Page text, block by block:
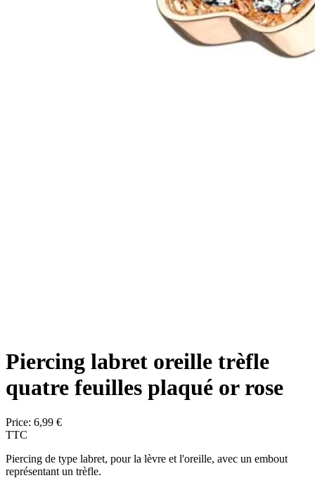
Piercing labret oreille trèfle
quatre feuilles plaqué or rose
Price: 6,99 €
TTC
Piercing de type labret, pour la lèvre et l'oreille, avec un embout
représentant un trèfle.